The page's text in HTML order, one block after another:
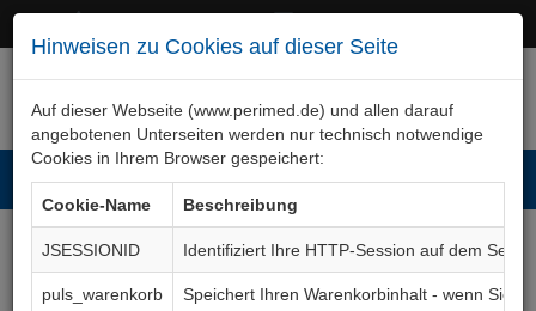
Hinweisen zu Cookies auf dieser Seite
Auf dieser Webseite (www.perimed.de) und allen darauf
angebotenen Unterseiten werden nur technisch notwendige
Cookies in Ihrem Browser gespeichert:
Cookie-Name
Beschreibung
JSESSIONID
Identifiziert Ihre HTTP-Session auf dem Server
puls_warenkorb
Speichert Ihren Warenkorbinhalt - wenn Sie
Zähne, Retinierte, Op